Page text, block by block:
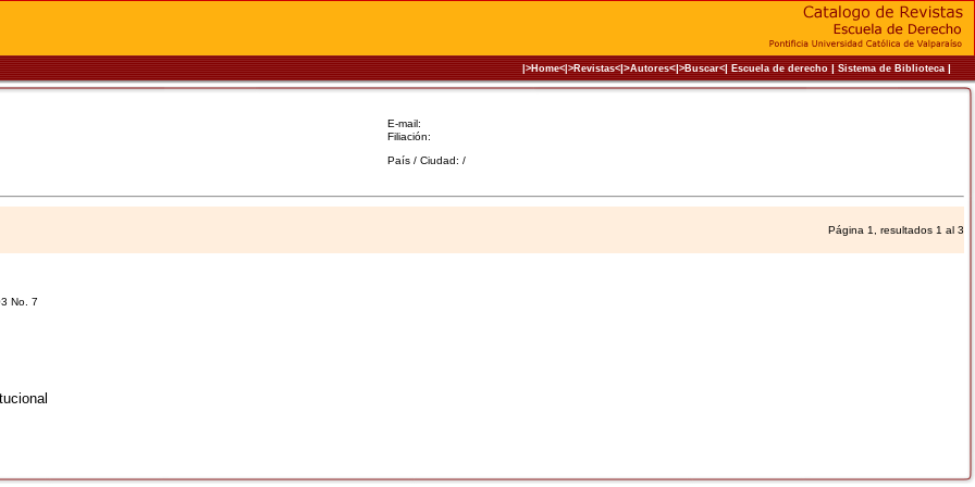
|>Home<|>Revistas<|>Autores<|>Buscar<|Escuela de derecho|Sistema de Biblioteca|
E-mail:
Filiación:
País / Ciudad: /
Página 1, resultados 1 al 3
No. 7